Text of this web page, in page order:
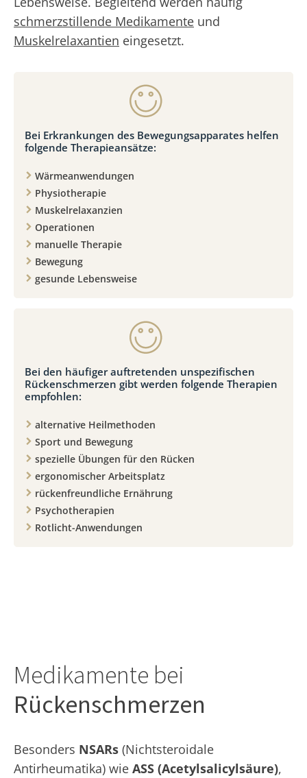
schmerzstillende Medikamente und
Muskelrelaxantien eingesetzt.
Bei Erkrankungen des Bewegungsapparates helfen
folgende Therapieansätze:
Wärmeanwendungen
Physiotherapie
Muskelrelaxanzien
Operationen
manuelle Therapie
Bewegung
gesunde Lebensweise
Bei den häufiger auftretenden unspezifischen
Rückenschmerzen gibt werden folgende Therapien
empfohlen:
alternative Heilmethoden
Sport und Bewegung
spezielle Übungen für den Rücken
ergonomischer Arbeitsplatz
rückenfreundliche Ernährung
Psychotherapien
Rotlicht-Anwendungen
Medikamente bei
Rückenschmerzen
Besonders NSARs (Nichtsteroidale
Antirheumatika) wie ASS (Acetylsalicylsäure),